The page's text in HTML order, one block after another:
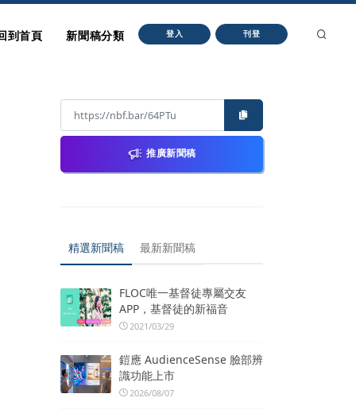
到首頁 新聞稿分類 登入 刊登
推廣新聞稿
精選新聞稿 最新新聞稿
FLOC唯一基督徒專屬交友
APP，基督徒的新福音
2021/03/29
鎧應 AudienceSense 臉部辨
識功能上市
2026/08/07